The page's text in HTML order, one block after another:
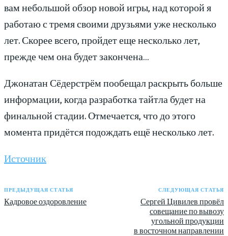
вам небольшой обзор новой игры, над которой я
работаю с тремя своими друзьями уже несколько
лет. Скорее всего, пройдет еще несколько лет,
прежде чем она будет закончена…
Джонатан Сёдерстрём пообещал раскрыть больше
информации, когда разработка тайтла будет на
финальной стадии. Отмечается, что до этого
момента придётся подождать ещё несколько лет.
Источник
ПРЕДЫДУЩАЯ СТАТЬЯ
Кадровое оздоровление
СЛЕДУЮЩАЯ СТАТЬЯ
Сергей Цивилев провёл
совещание по вывозу
угольной продукции
в восточном направлении